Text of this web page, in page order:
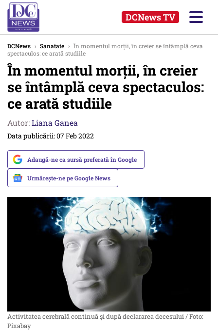
DCNews TV
DCNews › Sanatate › În momentul morții, în creier se întâmplă ceva
spectaculos: ce arată studiile
În momentul morții, în creier
se întâmplă ceva spectaculos:
ce arată studiile
Autor:Liana Ganea
Data publicării: 07 Feb 2022
Adaugă-ne ca sursă preferată în Google
Urmărește-ne pe Google News
Activitatea cerebrală continuă şi după declararea decesului / Foto:
Pixabay